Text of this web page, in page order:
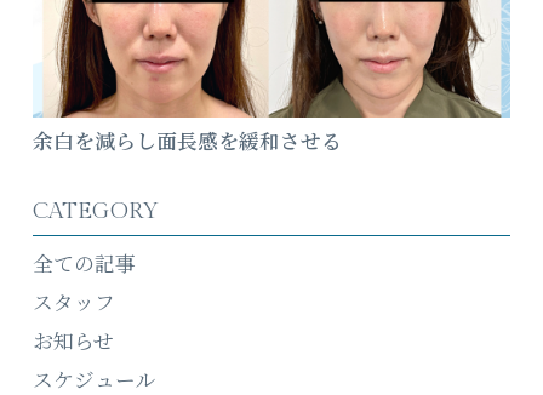
余白を減らし面長感を緩和させる
CATEGORY
全ての記事
スタッフ
お知らせ
スケジュール